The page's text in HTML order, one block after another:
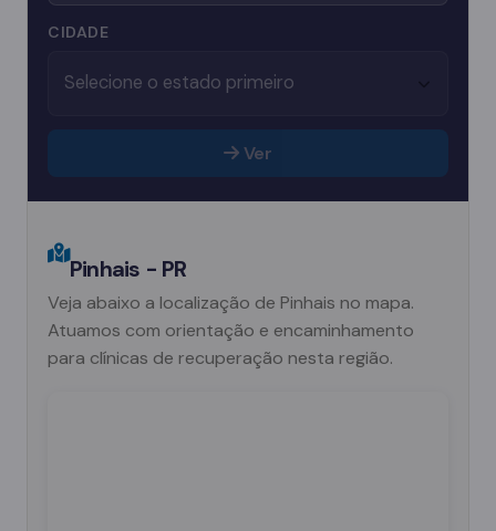
CIDADE
Ver
Pinhais - PR
Veja abaixo a localização de Pinhais no mapa.
Atuamos com orientação e encaminhamento
para clínicas de recuperação nesta região.